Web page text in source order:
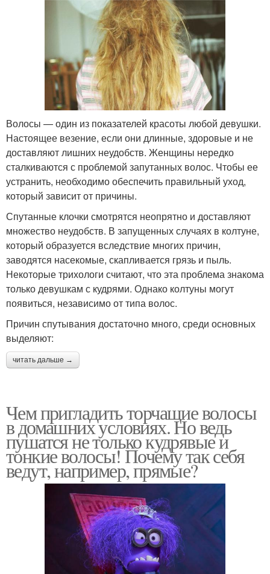
Волосы — один из показателей красоты любой девушки.
Настоящее везение, если они длинные, здоровые и не
доставляют лишних неудобств. Женщины нередко
сталкиваются с проблемой запутанных волос. Чтобы ее
устранить, необходимо обеспечить правильный уход,
который зависит от причины.
Спутанные клочки смотрятся неопрятно и доставляют
множество неудобств. В запущенных случаях в колтуне,
который образуется вследствие многих причин,
заводятся насекомые, скапливается грязь и пыль.
Некоторые трихологи считают, что эта проблема знакома
только девушкам с кудрями. Однако колтуны могут
появиться, независимо от типа волос.
Причин спутывания достаточно много, среди основных
выделяют:
читать дальше →
Чем пригладить торчащие волосы
в домашних условиях. Но ведь
пушатся не только кудрявые и
тонкие волосы! Почему так себя
ведут, например, прямые?